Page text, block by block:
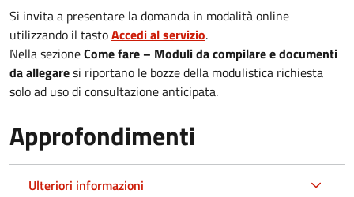
Si invita a presentare la domanda in modalità online
utilizzando il tastoAccedi al servizio.
Nella sezioneCome fare – Moduli da compilare e documenti
da allegaresi riportano le bozze della modulistica richiesta
solo ad uso di consultazione anticipata.
Approfondimenti
Ulteriori informazioni